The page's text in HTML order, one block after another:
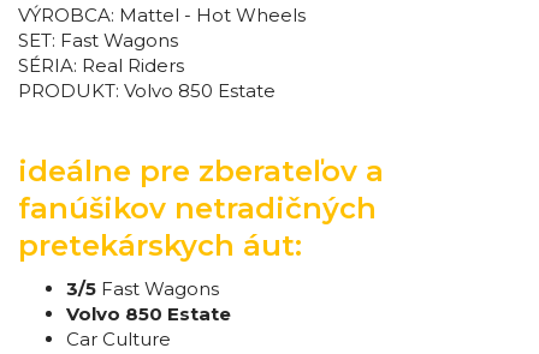
VÝROBCA: Mattel - Hot Wheels
SET: Fast Wagons
SÉRIA: Real Riders
PRODUKT: Volvo 850 Estate
ideálne pre zberateľov a
fanúšikov netradičných
pretekárskych áut:
3/5 Fast Wagons
Volvo 850 Estate
Car Culture